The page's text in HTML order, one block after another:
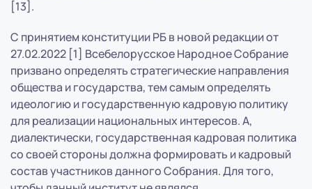
[13].
С принятием конституции РБ в новой редакции от
27.02.2022 [1] Всебелорусское Народное Собрание
призвано определять стратегические направления
общества и государства, тем самым определять
идеологию и государственную кадровую политику
для реализации национальных интересов. А,
диалектически, государственная кадровая политика
со своей стороны должна формировать и кадровый
состав участников данного Собрания. Для того,